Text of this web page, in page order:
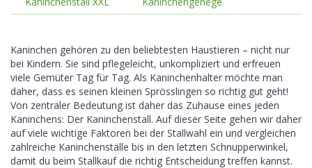
Kaninchen gehören zu den beliebtesten Haustieren – nicht nur
bei Kindern. Sie sind pflegeleicht, unkompliziert und erfreuen
viele Gemüter Tag für Tag. Als Kaninchenhalter möchte man
daher, dass es seinen kleinen Sprösslingen so richtig gut geht!
Von zentraler Bedeutung ist daher das Zuhause eines jeden
Kaninchens: Der Kaninchenstall. Auf dieser Seite gehen wir daher
auf viele wichtige Faktoren bei der Stallwahl ein und vergleichen
zahlreiche Kaninchenställe bis in den letzten Schnupperwinkel,
damit du beim Stallkauf die richtig Entscheidung treffen kannst.